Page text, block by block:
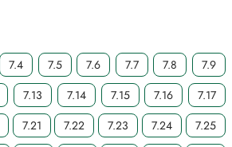
7.4 7.5 7.6 7.7 7.8
7.9
7.13 7.14 7.15 7.16
7.17
7.21 7.22 7.23 7.24
7.25